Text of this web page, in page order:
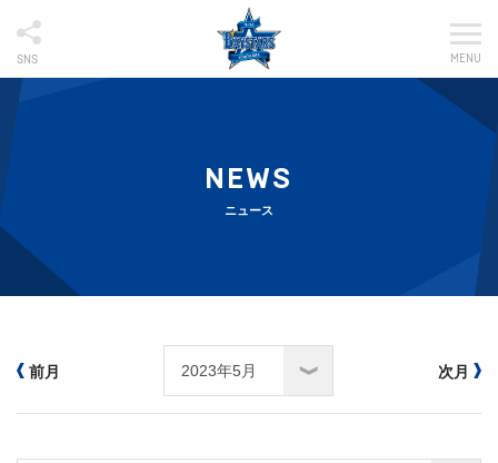
SNS MENU
NEWS
ニュース
前月 次月